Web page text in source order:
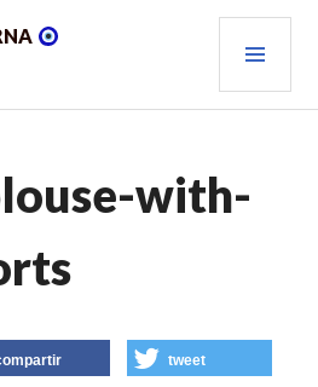
with-
tweet